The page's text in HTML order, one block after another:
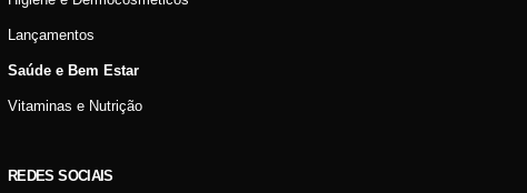
Lançamentos
Saúde e Bem Estar
Vitaminas e Nutrição
REDES SOCIAIS